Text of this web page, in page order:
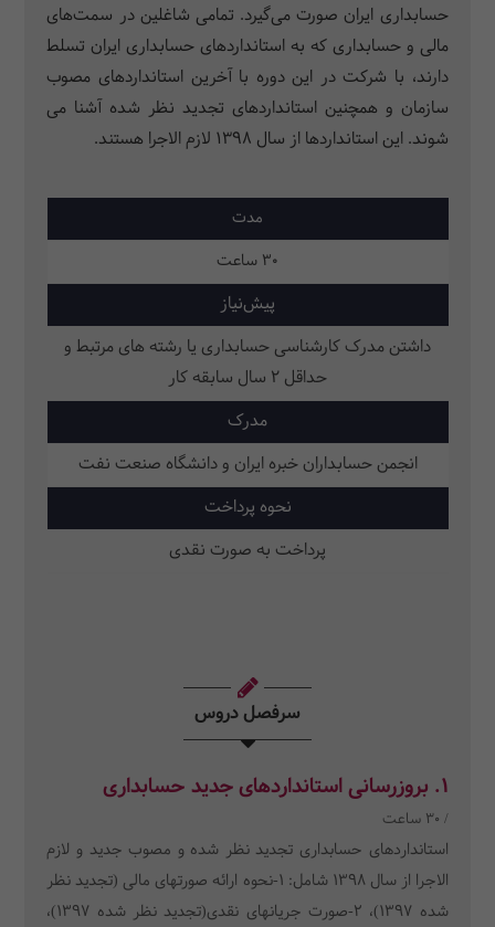
حسابداری ایران صورت می‌گیرد. تمامی شاغلین در سمت­‌های
مالی و حسابداری که به استانداردهای حسابداری ایران تسلط
دارند، با شرکت در این دوره با آخرین استانداردهای مصوب
سازمان و همچنین استانداردهای تجدید نظر شده آشنا می
شوند. این استانداردها از سال 1398 لازم الاجرا هستند.
مدت
30 ساعت
پیش‌نیاز
داشتن مدرک کارشناسی حسابداری یا رشته های مرتبط و
حداقل 2 سال سابقه کار
مدرک
انجمن حسابداران خبره ایران و دانشگاه صنعت نفت
نحوه پرداخت
پرداخت به صورت نقدی
سرفصل دروس
1. بروزرسانی استانداردهای جدید حسابداری
/ 30 ساعت
استانداردهای حسابداری تجدید نظر شده و مصوب جدید و لازم
الاجرا از سال 1398 شامل: 1-نحوه ارائه صورتهای مالی (تجدید نظر
شده 1397)، 2-صورت جریانهای نقدی(تجدید نظر شده 1397)،